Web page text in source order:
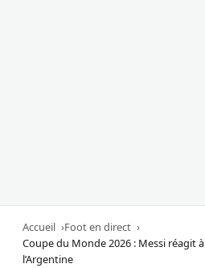
Accueil
Foot en direct
Coupe du Monde 2026 : Messi réagit
l’Argentine